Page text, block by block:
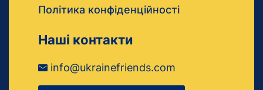
Політика конфіденційності
Наші контакти
info@ukrainefriends.com